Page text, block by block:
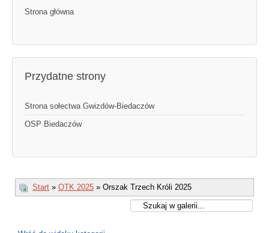
Strona główna
Przydatne strony
Strona sołectwa Gwizdów-Biedaczów
OSP Biedaczów
Start » OTK 2025 » Orszak Trzech Króli 2025